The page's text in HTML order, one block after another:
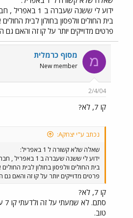
ידוע לי ששנה
בית החולים וולפסון בחולון לבית
פרטים מדוייקים יותר על קו זה והאם
מ מסוף כרמלית
New member
2/4/04
קו 7, לא?
נכתב ע"י יצחקA:
שאלה שלא קשורה ל 1 באפריל:
ידוע לי ששנה
בית החולים וולפסון בחולון לבית
פרטים מדוייקים יותר על קו זה והאם
קו 7, לא?
טוב.